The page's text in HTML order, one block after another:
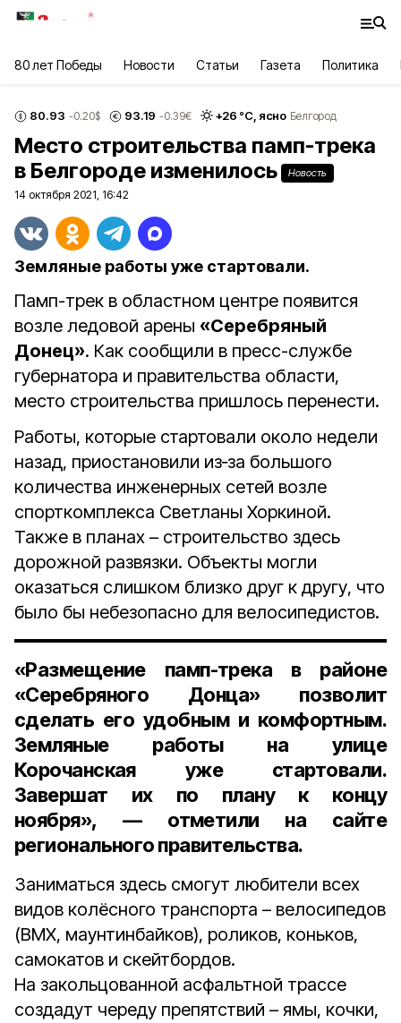
80 лет Победы Новости Статьи Газета Политика
80.93 -0.20$ 93.19 -0.39€ +26 °С, ясно Белгород
Место строительства памп-трека
в Белгороде изменилось
Новость
14 октября 2021, 16:42
Земляные работы уже стартовали.
Памп-трек в областном центре появится
возле ледовой арены «Серебряный
Донец». Как сообщили в пресс-службе
губернатора и правительства области,
место строительства пришлось перенести.
Работы, которые стартовали около недели
назад, приостановили из‑за большого
количества инженерных сетей возле
спорткомплекса Светланы Хоркиной.
Также в планах – строительство здесь
дорожной развязки. Объекты могли
оказаться слишком близко друг к другу, что
было бы небезопасно для велосипедистов.
«Размещение памп-трека в районе
«Серебряного Донца» позволит
сделать его удобным и комфортным.
Земляные работы на улице
Корочанская уже стартовали.
Завершат их по плану к концу
ноября», — отметили на сайте
регионального правительства.
Заниматься здесь смогут любители всех
видов колёсного транспорта – велосипедов
(BMX, маунтинбайков), роликов, коньков,
самокатов и скейтбордов.
На закольцованной асфальтной трассе
создадут череду препятствий – ямы, кочки,